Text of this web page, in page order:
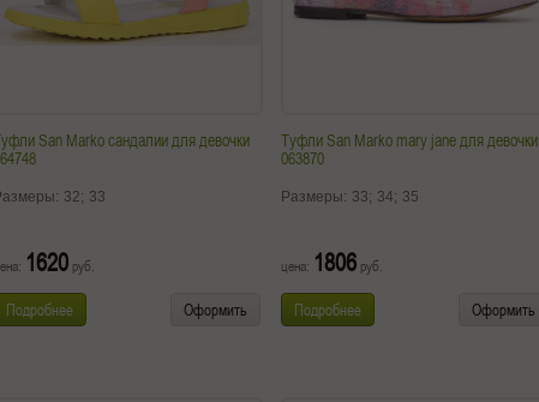
San Marko сандалии для девочки
32; 33
1620 руб.
Подробнее Оформить
Туфли San Marko mary jane для девочки
063870
Размеры: 33; 34; 35
цена: 1806 руб.
Подробнее Оформить